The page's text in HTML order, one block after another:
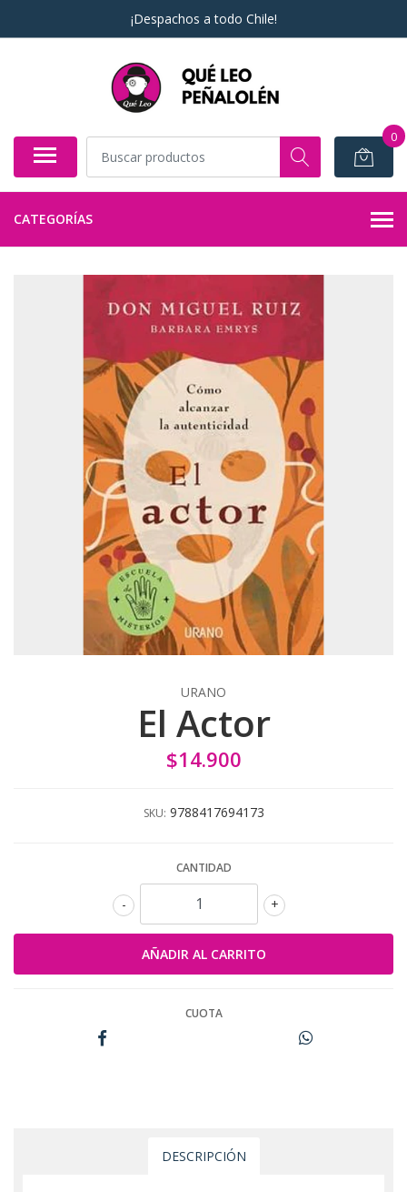
¡Despachos a todo Chile!
0
CATEGORÍAS
URANO
El Actor
$14.900
SKU: 9788417694173
CANTIDAD
+
-
CUOTA
DESCRIPCIÓN